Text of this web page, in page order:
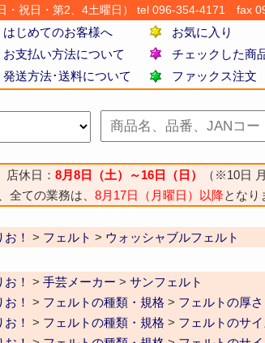
祝日・第2、4土曜日） tel 096-354-4171 fax
はじめてのお客様へ お気に入り
お支払い方法について チェックした商
発送方法･送料について
ファックス注文
店休日： 8月8日（土）～16日（日） （※10日
全ての業務は、 8月17日（月曜日）以降となり
！ > フェルト > ウォッシャブルフェルト
！ > 手芸メーカー > サンフェルト
！ > フェルトの種類・規格 > フェルトの厚さ
！ > フェルトの種類・規格 > フェルトのサ